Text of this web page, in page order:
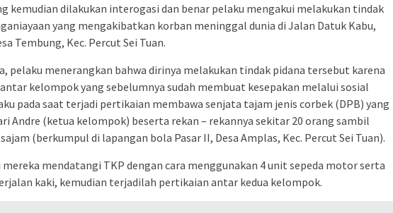
kemudian dilakukan interogasi dan benar pelaku mengakui melakukan tindak
yang mengakibatkan korban meninggal dunia di Jalan Datuk Kabu,
Tembung, Kec. Percut Sei Tuan.
pelaku menerangkan bahwa dirinya melakukan tindak pidana tersebut karena
kelompok yang sebelumnya sudah membuat kesepakan melalui sosial
pada saat terjadi pertikaian membawa senjata tajam jenis corbek (DPB) yang
Andre (ketua kelompok) beserta rekan – rekannya sekitar 20 orang sambil
(berkumpul di lapangan bola Pasar II, Desa Amplas, Kec. Percut Sei Tuan).
mendatangi TKP dengan cara menggunakan 4 unit sepeda motor serta
kaki, kemudian terjadilah pertikaian antar kedua kelompok.